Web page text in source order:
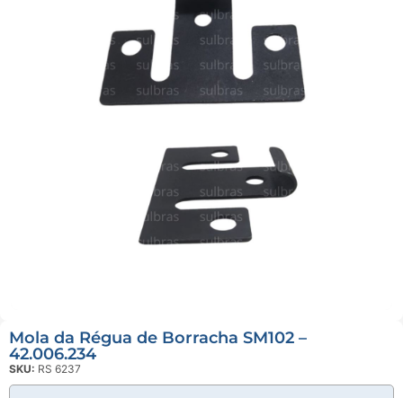
Mola da Régua de Borracha SM102 –
42.006.234
SKU: RS 6237
Gás e
Saneamento
Injeção de
Kit reparo
Pneumáticos
Linha
(PU)
Usinagem